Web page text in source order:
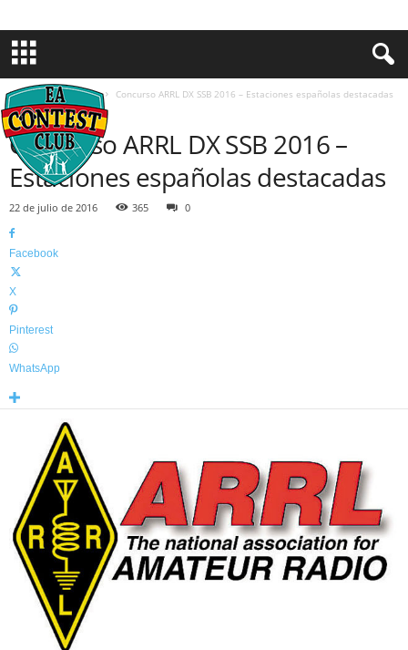
Inicio Resultados Concurso ARRL DX SSB 2016 – Estaciones españolas destacadas
RESULTADOS
Concurso ARRL DX SSB 2016 –
Estaciones españolas destacadas
22 de julio de 2016 365 0
Facebook
X
Pinterest
WhatsApp